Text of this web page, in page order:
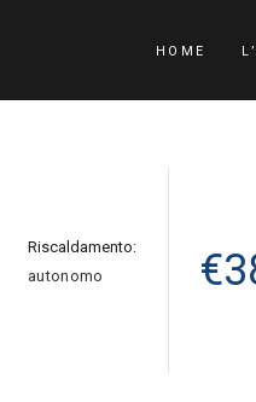
HOME
Riscaldamento:
autonomo
€